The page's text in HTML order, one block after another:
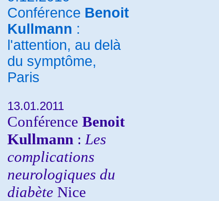
Conférence Benoit
Kullmann :
l'attention, au delà
du symptôme,
Paris
13.01.2011
Conférence Benoit
Kullmann : Les
complications
neurologiques du
diabète Nice